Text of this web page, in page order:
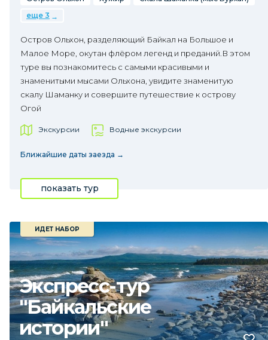
еще 3
Остров Ольхон, разделяющий Байкал на Большое и
Малое Море, окутан флёром легенд и преданий.В этом
туре вы познакомитесь с самыми красивыми и
знаменитыми мысами Ольхона, увидите знаменитую
скалу Шаманку и совершите путешествие к острову
Огой
Экскурсии Водные экскурсии
Ближайшие даты заезда →
показать тур
Экспресс-тур
"Байкальские
истории"
ИДЕТ НАБОР